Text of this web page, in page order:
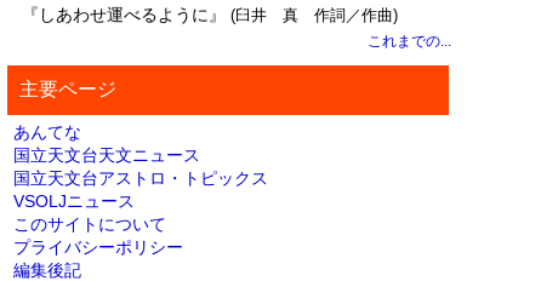
『しあわせ運べるように』 (臼井 真 作詞／作曲)
これまでの...
主要ページ
あんてな
国立天文台天文ニュース
国立天文台アストロ・トピックス
VSOLJニュース
このサイトについて
プライバシーポリシー
編集後記